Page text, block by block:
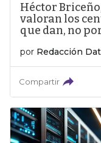
Héctor
valoran los
que dan, no
por Redacción
Compartir